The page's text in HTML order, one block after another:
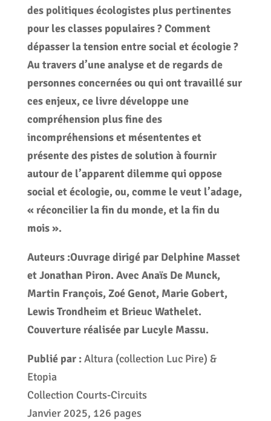
des politiques écologistes plus pertinentes
pour les classes populaires ? Comment
dépasser la tension entre social et écologie ?
Au travers d’une analyse et de regards de
personnes concernées ou qui ont travaillé sur
ces enjeux, ce livre développe une
compréhension plus fine des
incompréhensions et mésententes et
présente des pistes de solution à fournir
autour de l’apparent dilemme qui oppose
social et écologie, ou, comme le veut l’adage,
« réconcilier la fin du monde, et la fin du
mois ».
Auteurs :Ouvrage dirigé par Delphine Masset
et Jonathan Piron. Avec Anaïs De Munck,
Martin François,Zoé Genot, Marie Gobert,
Lewis Trondheim et Brieuc Wathelet.
Couverture réalisée par Lucyle Massu.
Publié par : Altura (collection Luc Pire) &
Etopia
Collection Courts-Circuits
Janvier 2025, 126 pages